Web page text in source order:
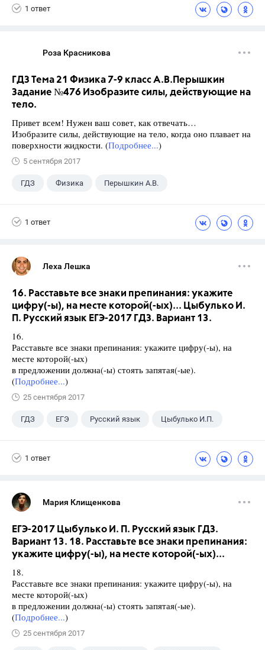
1 ответ
Роза Красникова
ГДЗ Тема 21 Физика 7-9 класс А.В.Перышкин
Задание №476 Изобразите силы, действующие на
тело.
Привет всем! Нужен ваш совет, как отвечать…
Изобразите силы, действующие на тело, когда оно плавает на
поверхности жидкости. (Подробнее...)
5 сентября 2017
ГДЗ Физика Перышкин А.В.
1 ответ
Леха Лешка
16. Расставьте все знаки препинания: укажите
цифру(-ы), на месте которой(-ых)... Цыбулько И.
П. Русский язык ЕГЭ-2017 ГДЗ. Вариант 13.
16.
Расставьте все знаки препинания: укажите цифру(-ы), на
месте которой(-ых)
в предложении должна(-ы) стоять запятая(-ые).
(Подробнее...)
25 сентября 2017
ГДЗ ЕГЭ Русский язык Цыбулько И.П.
1 ответ
Мария Клищенкова
ЕГЭ-2017 Цыбулько И. П. Русский язык ГДЗ.
Вариант 13. 18. Расставьте все знаки препинания:
укажите цифру(-ы), на месте которой(-ых)...
18.
Расставьте все знаки препинания: укажите цифру(-ы), на
месте которой(-ых)
в предложении должна(-ы) стоять запятая(-ые).
(Подробнее...)
25 сентября 2017